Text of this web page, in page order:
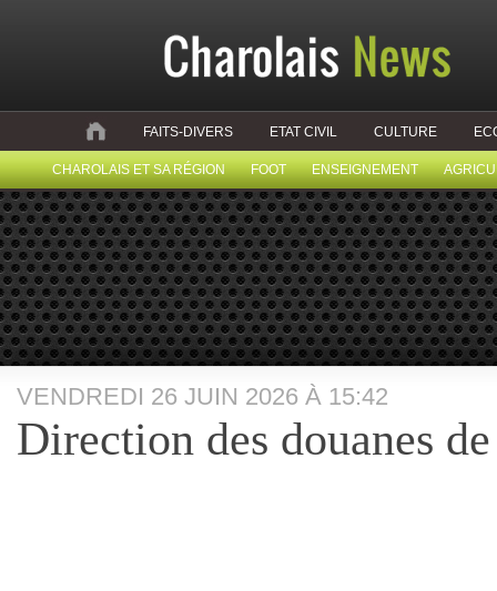
FAITS-DIVERS ETAT CIVIL CULTURE
CHAROLAIS ET SA RÉGION FOOT ENSEIGNEMENT
VENDREDI 26 JUIN 2026 À 15:42
Direction des douanes